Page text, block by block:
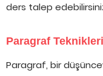
ders talep
Paragraf
Paragraf, bir